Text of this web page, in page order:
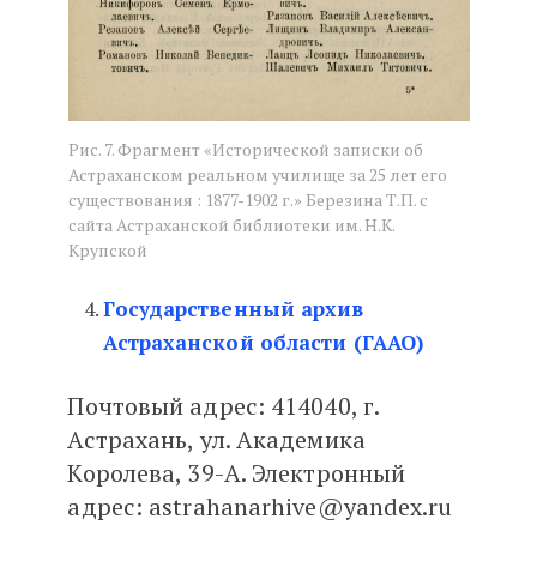
Рис. 7. Фрагмент «Исторической записки об
Астраханском реальном училище за 25 лет его
существования : 1877-1902 г.» Березина Т.П. с
сайта Астраханской библиотеки им. Н.К.
Крупской
Государственный архив
Астраханской области (ГААО)
Почтовый адрес: 414040, г.
Астрахань, ул. Академика
Королева, 39-А. Электронный
адрес: astrahanarhive@yandex.ru